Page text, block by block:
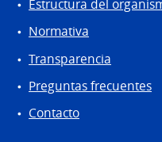
Estructura del
Normativa
Transparencia
Preguntas frecuentes
Contacto